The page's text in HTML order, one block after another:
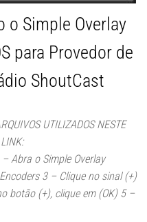
o Simple Overlay
para Provedor de
ShoutCast
UTILIZADOS NESTE
Abra o Simple Overlay
3 – Clique no sinal (+)
botão (+), clique em (OK) 5 –